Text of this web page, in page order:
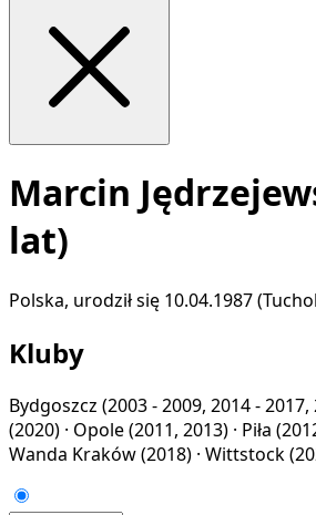
Marcin
lat)
Polska, urodził się 10.04.1987
Kluby
Bydgoszcz (2003 - 2009, 2014 - 2017,
(2020) · Opole(2011, 2013) · Piła
Wanda Kraków(2018) · Wittstock